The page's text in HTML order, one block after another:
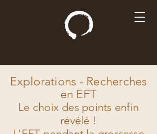
Explorations - Recherches
en EFT
Le choix des points enfin
révélé !